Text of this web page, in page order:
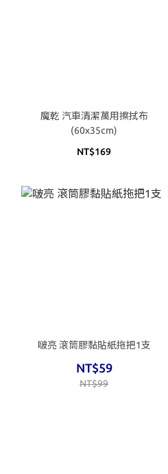
魔乾 汽車清潔萬用擦拭布
(60x35cm)
NT$169
啵亮 滾筒膠黏貼紙拖把1支
NT$59
NT$99